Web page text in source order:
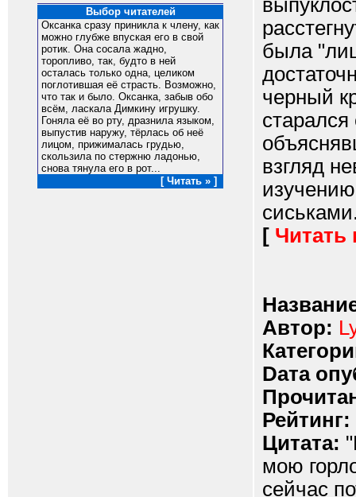
Выбор читателей
Оксанка сразу приникла к члену, как
можно глубже впуская его в свой
ротик. Она сосала жадно,
торопливо, так, будто в ней
осталась только одна, целиком
поглотившая её страсть. Возможно,
что так и было. Оксанка, забыв обо
всём, ласкала Димкину игрушку.
Гоняла её во рту, дразнила языком,
выпустив наружу, тёрлась об неё
лицом, прижималась грудью,
скользила по стержню ладонью,
снова тянула его в рот...
[ Читать » ]
была
черный
взгляд
[ Читать
Автор:
Dата
Рейтинг:
Цитата:
мою
сейчас